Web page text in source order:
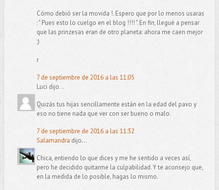
Cómo debió ser la movida !. Espero que por lo menos usaras
: " Pues esto lo cuelgo en el blog !!!! ". En fin, llegué a pensar
que las prinzesas eran de otro planeta: ahora me caen mejor
;)
r
7 de septiembre de 2016 a las 11:05
Luci dijo...
Quizás tus hijas sencillamente están en la edad del pavo y
eso no tiene nada que ver con ser bueno o malo.
7 de septiembre de 2016 a las 11:32
Salamandra dijo...
Chica, entiendo lo que dices y me he sentido a veces así,
pero he decidido quitarme la culpabilidad. Y te aconsejo que,
en la medida de lo posible, hagas lo mismo.